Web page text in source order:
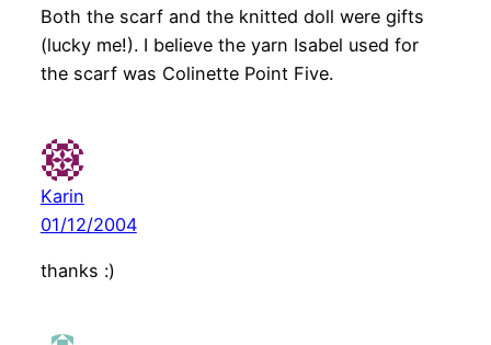
Both the scarf and the knitted doll were gifts
(lucky me!). I believe the yarn Isabel used for
the scarf was Colinette Point Five.
Karin
01/12/2004
thanks :)